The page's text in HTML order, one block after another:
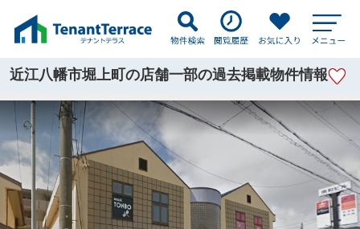
近江八幡市堀上町の店舗一部の過去掲載物件情報